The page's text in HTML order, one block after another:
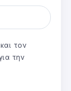
τον
την